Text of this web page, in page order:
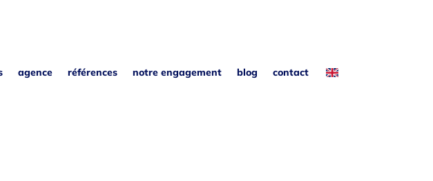
agence références notre engagement blog contact